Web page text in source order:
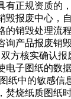
正规资质的
报废中心，
销毁处理流
产品报废
方核实确认
子图纸的数
纸中的敏感
烧纸质图